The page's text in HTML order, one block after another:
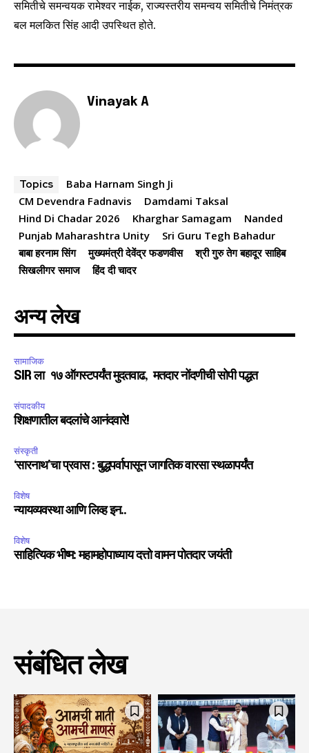
समितीचे समन्वयक रामेश्वर नाईक, राज्यस्तरीय समन्वय समितीचे निमंत्रक
बल मलकित सिंह आदी उपस्थित होते.
Vinayak A
Topics
Baba Harnam Singh Ji
CM Devendra Fadnavis
Damdami Taksal
Hind Di Chadar 2026
Kharghar Samagam
Nanded
Punjab Maharashtra Unity
Sri Guru Tegh Bahadur
बाबा हरनाम सिंग
मुख्यमंत्री देवेंद्र फडणवीस
श्री गुरु तेग बहादूर साहिब
सिखलीगर समाज
हिंद दी चादर
अन्य लेख
सामाजिक
SIR ला १७ ऑगस्टपर्यंत मुदतवाढ, मतदार नोंदणीची सोपी पद्धत
संपादकीय
शिक्षणातील बदलांचे आनंदवारे!
संस्कृती
‘सारनाथ’चा प्रवास : बुद्धपर्वापासून जागतिक वारसा स्थळापर्यंत
विशेष
न्यायव्यवस्था आणि लिव्ह इन..
विशेष
साहित्यिक भीष्म: महामहोपाध्याय दत्तो वामन पोतदार जयंती
संबंधित लेख